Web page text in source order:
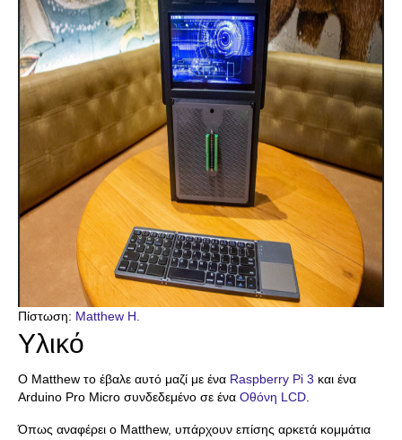
Πίστωση: Matthew H.
Υλικό
Ο Matthew το έβαλε αυτό μαζί με ένα Raspberry Pi 3 και ένα
Arduino Pro Micro συνδεδεμένο σε ένα Οθόνη LCD.
Όπως αναφέρει ο Matthew, υπάρχουν επίσης αρκετά κομμάτια